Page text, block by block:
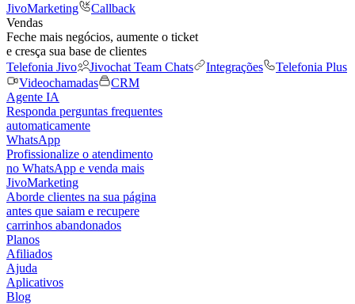
JivoMarketing
Callback
Vendas
Feche mais negócios, aumente o ticket
e cresça sua base de clientes
Telefonia Jivo
Jivochat Team Chats Integrações
Telefonia Plus
Videochamadas
CRM
Agente IA
Responda perguntas frequentes
automaticamente
WhatsApp
Profissionalize o atendimento
no WhatsApp e venda mais
JivoMarketing
Aborde clientes na sua página
antes que saiam e recupere
carrinhos abandonados
Planos
Afiliados
Ajuda
Aplicativos
Blog